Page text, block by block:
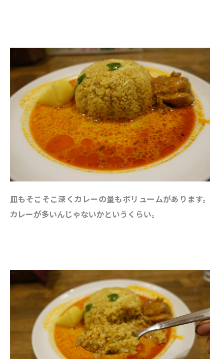
皿もそこそこ深くカレーの量もボリュームがあります。
カレーが多いんじゃないかというくらい。